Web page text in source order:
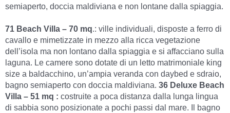
semiaperto, doccia maldiviana e non lontane dalla spiaggia.
71 Beach Villa – 70 mq.: ville individuali, disposte a ferro di
cavallo e mimetizzate in mezzo alla ricca vegetazione
dell’isola ma non lontano dalla spiaggia e si affacciano sulla
laguna. Le camere sono dotate di un letto matrimoniale king
size a baldacchino, un’ampia veranda con daybed e sdraio,
bagno semiaperto con doccia maldiviana. 36 Deluxe Beach
Villa – 51 mq : costruite a poca distanza dalla lunga lingua
di sabbia sono posizionate a pochi passi dal mare. Il bagno